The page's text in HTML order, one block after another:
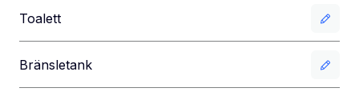
Toalett
Bränsletank